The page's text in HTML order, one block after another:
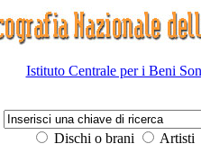
Istituto Centrale per i Beni
Dischi o brani
Artisti